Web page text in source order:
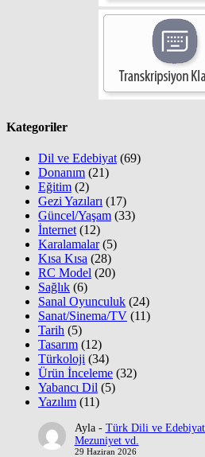
Kategoriler
Dil ve Edebiyat (69)
Donanım (21)
Eğitim (2)
Gezi Yazıları (17)
Güncel/Yaşam (33)
İnternet (12)
Karalamalar(5)
Kısa Kısa (28)
RC Model (20)
Sağlık (6)
Sanal Oyunculuk (24)
Sanat/Sinema/TV (11)
Tarih (5)
Tasarım (12)
Türkoloji (34)
Ürün İnceleme (32)
Yabancı Dil (5)
Yazılım (11)
Ayla- Türk Dili ve
Mezuniyet vd.
29 Haziran 2026